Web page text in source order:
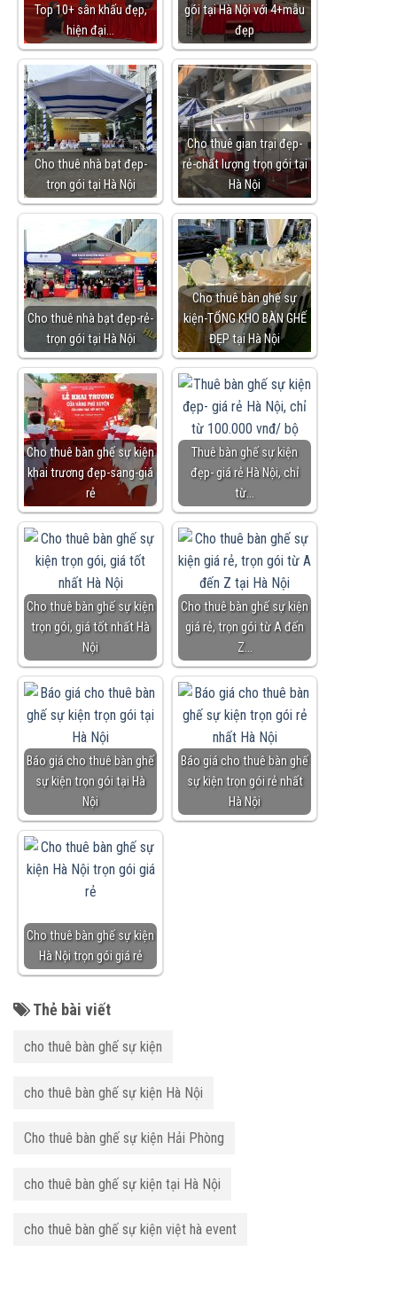
Top 10+ sân khấu đẹp,
hiện đại…
gói tại Hà Nội với 4+mẫu
đẹp
Cho thuê nhà bạt đẹp-
trọn gói tại Hà Nội
Cho thuê gian trại đẹp-
rẻ-chất lượng trọn gói tại
Hà Nội
Cho thuê nhà bạt đẹp-rẻ-
trọn gói tại Hà Nội
Cho thuê bàn ghế sự
kiện-TỔNG KHO BÀN GHẾ
ĐẸP tại Hà Nội
Cho thuê bàn ghế sự kiện
khai trương đẹp-sang-giá
rẻ
Thuê bàn ghế sự kiện
đẹp- giá rẻ Hà Nội, chỉ
từ…
Cho thuê bàn ghế sự kiện
trọn gói, giá tốt nhất Hà
Nội
Cho thuê bàn ghế sự kiện
giá rẻ, trọn gói từ A đến
Z…
Báo giá cho thuê bàn ghế
sự kiện trọn gói tại Hà
Nội
Báo giá cho thuê bàn ghế
sự kiện trọn gói rẻ nhất
Hà Nội
Cho thuê bàn ghế sự kiện
Hà Nội trọn gói giá rẻ
Thẻ bài viết
cho thuê bàn ghế sự kiện
cho thuê bàn ghế sự kiện Hà Nội
Cho thuê bàn ghế sự kiện Hải Phòng
cho thuê bàn ghế sự kiện tại Hà Nội
cho thuê bàn ghế sự kiện việt hà event